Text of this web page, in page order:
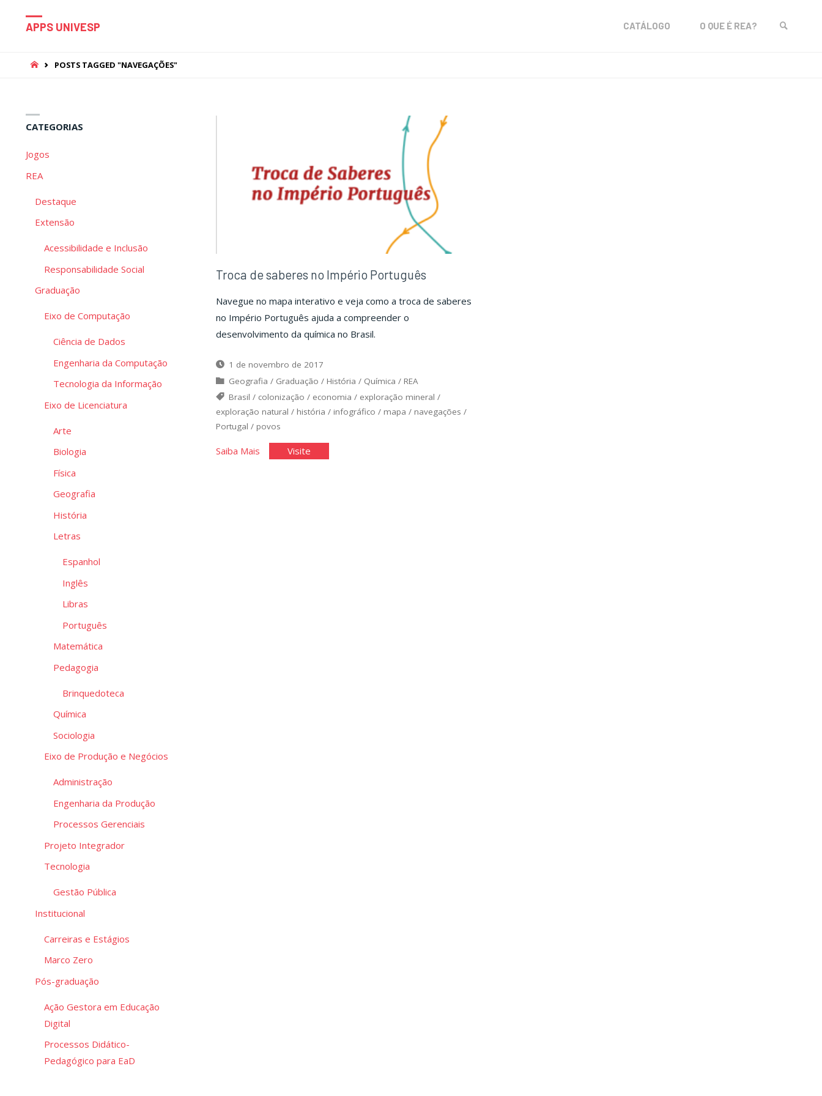
APPS UNIVESP CATÁLOGO O QUE É REA?
HOMEPOSTS TAGGED "NAVEGAÇÕES"
Troca de saberes no Império Português
Navegue no mapa interativo e veja como a troca de saberes
no Império Português ajuda a compreender o
desenvolvimento da química no Brasil.
1 de novembro de 2017
Geografia / Graduação / História / Química / REA
Brasil / colonização / economia / exploração mineral /
exploração natural / história / infográfico / mapa / navegações /
Portugal / povos
Saiba Mais"Troca
Visite"Troca
CATEGORIAS
Jogos
REA
Destaque
Extensão
Acessibilidade e Inclusão
Responsabilidade Social
Graduação
Eixo de Computação
Ciência de Dados
Engenharia da Computação
Tecnologia da Informação
Eixo de Licenciatura
Arte
Biologia
Física
Geografia
História
Letras
Espanhol
Inglês
Libras
Português
Matemática
Pedagogia
Brinquedoteca
Química
Sociologia
Eixo de Produção e Negócios
Administração
Engenharia da Produção
Processos Gerenciais
Projeto Integrador
Tecnologia
Gestão Pública
Institucional
Carreiras e Estágios
Marco Zero
Pós-graduação
Ação Gestora em Educação
Digital
Processos Didático-
Pedagógico para EaD